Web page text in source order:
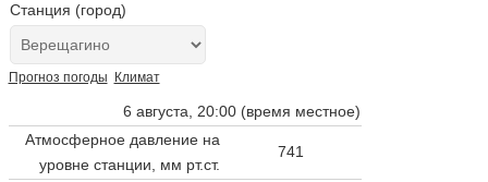
Станция (город)
Прогноз погоды Климат
6 августа, 20:00 (время местное)
Атмосферное давление на
уровне станции, мм рт.ст.
741